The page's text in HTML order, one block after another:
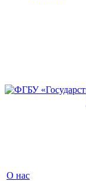
О нас